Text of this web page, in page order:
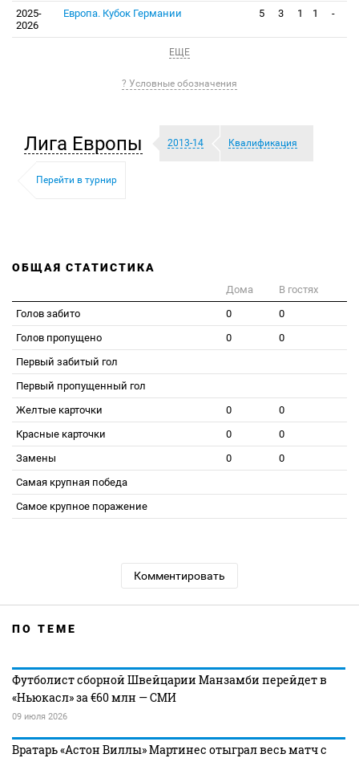
2025-
2026
Европа. Кубок Германии 5 3 1 1 -
ЕЩЕ
? Условные обозначения
Лига Европы 2013-14 Квалификация
Перейти в турнир
ОБЩАЯ СТАТИСТИКА
Дома
В гостях
Голов забито
0
0
Голов пропущено
0
0
Первый забитый гол
Первый пропущенный гол
Желтые карточки
0
0
Красные карточки
0
0
Замены
0
0
Самая крупная победа
Самое крупное поражение
Комментировать
ПО ТЕМЕ
Футболист сборной Швейцарии Манзамби перейдет в
«Ньюкасл» за €60 млн — СМИ
09 июля 2026
Вратарь «Астон Виллы» Мартинес отыграл весь матч с